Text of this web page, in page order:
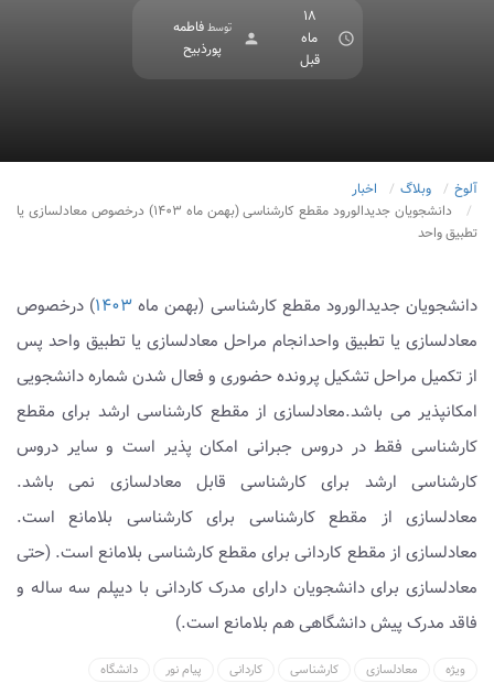
access_time
۱۸
ماه
قبل
person
توسط فاطمه
پورذبیح
آلوخ وبلاگ
اخبار
دانشجویان جدیدالورود مقطع کارشناسی (بهمن ماه ۱۴۰۳) درخصوص معادلسازی یا
تطبیق واحد
دانشجویان جدیدالورود مقطع کارشناسی (بهمن ماه ۱۴۰۳) درخصوص
معادلسازی یا تطبیق واحدانجام مراحل معادلسازی یا تطبیق واحد پس
از تکمیل مراحل تشکیل پرونده حضوری و فعال شدن شماره دانشجویی
امکانپذیر می باشد.معادلسازی از مقطع کارشناسی ارشد برای مقطع
کارشناسی فقط در دروس جبرانی امکان پذیر است و سایر دروس
کارشناسی ارشد برای کارشناسی قابل معادلسازی نمی باشد.
معادلسازی از مقطع کارشناسی برای کارشناسی بلامانع است.
معادلسازی از مقطع کاردانی برای مقطع کارشناسی بلامانع است. (حتی
معادلسازی برای دانشجویان دارای مدرک کاردانی با دیپلم سه ساله و
فاقد مدرک پیش دانشگاهی هم بلامانع است.)
ویژه معادلسازی کارشناسی کاردانی پیام نور
دانشگاه